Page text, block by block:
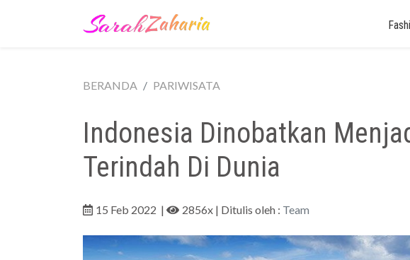
BERANDA PARIWISATA
Indonesia Dinobatkan
Terindah Di Dunia
15 Feb 2022 | 2856x | Ditulis oleh : Team